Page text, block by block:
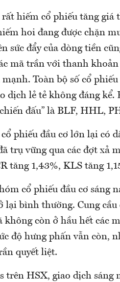
hiếm cổ phiếu tăng giá
hoi đang được chặn
sức đẩy của dòng tiền
mã trần với thanh
Toàn bộ số cổ
dịch lẻ tẻ không đáng
đấu” là BLF, HHL,
phiếu đầu cơ lớn lại có
trụ vững qua các đợt xả
tăng 1,43%, KLS tăng
cổ phiếu đầu cơ sáng
lại bình thường. Cung
không còn ở hầu hết các
độ hưng phấn vẫn còn,
quyết liệt.
trên HSX, giao dịch